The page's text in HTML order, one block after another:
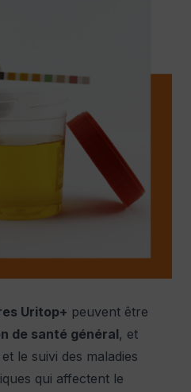
Uritop+ peuvent être
de santé général, et
le suivi des maladies
qui affectent le